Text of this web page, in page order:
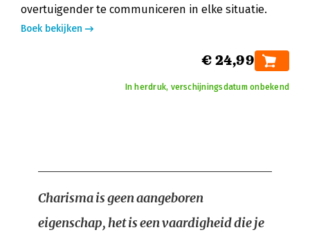
overtuigender te communiceren in elke situatie.
Boek bekijken
€ 24,99
In herdruk, verschijningsdatum onbekend
Charisma is geen aangeboren
eigenschap, het is een vaardigheid die je